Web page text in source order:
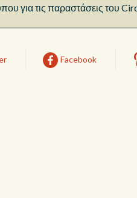
για τις παραστάσεις του
Facebook